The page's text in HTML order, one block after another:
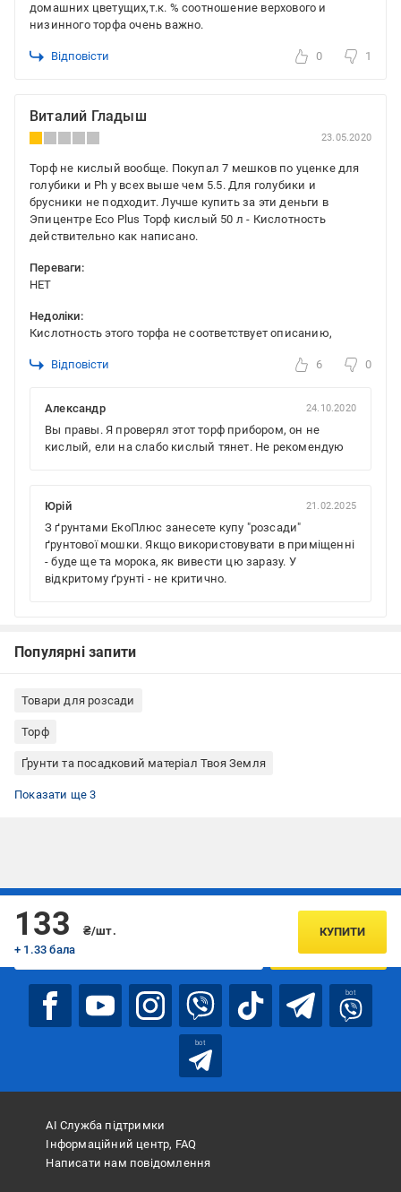
домашних цветущих,т.к. % соотношение верхового и
низинного торфа очень важно.
Відповісти 0 1
Виталий Гладыш
23.05.2020
Торф не кислый вообще. Покупал 7 мешков по уценке для
голубики и Ph у всех выше чем 5.5. Для голубики и
брусники не подходит. Лучше купить за эти деньги в
Эпицентре Eco Plus Торф кислый 50 л - Кислотность
действительно как написано.
Переваги:
НЕТ
Недоліки:
Кислотность этого торфа не соответствует описанию,
Відповісти 6 0
Александр 24.10.2020
Вы правы. Я проверял этот торф прибором, он не
кислый, ели на слабо кислый тянет. Не рекомендую
Юрій 21.02.2025
З ґрунтами ЕкоПлюс занесете купу "розсади"
ґрунтової мошки. Якщо використовувати в приміщенні
- буде ще та морока, як вивести цю заразу. У
відкритому ґрунті - не критично.
Популярні запити
Товари для розсади
Торф
Ґрунти та посадковий матеріал Твоя Земля
Ґрунти для хвойних і вічнозелених рослин
Ґрунти для азалій і рододендронів
Торф кислий
Показати ще 3
133
₴/шт.
+ 1.33 бала
КУПИТИ
Підписуйтесь, щоб дізнаватись першим про акції та пропозиції
ПІДПИСАТИСЯ
bot
bot
АІ Служба підтримки
Інформаційний центр, FAQ
Написати нам повідомлення